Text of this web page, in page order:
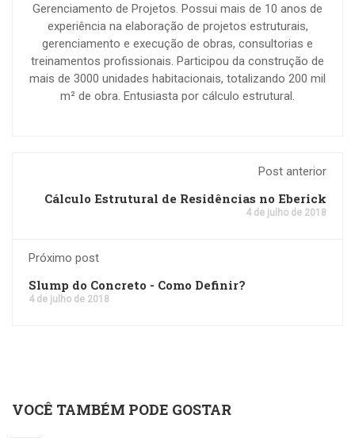
Gerenciamento de Projetos. Possui mais de 10 anos de
experiência na elaboração de projetos estruturais,
gerenciamento e execução de obras, consultorias e
treinamentos profissionais. Participou da construção de
mais de 3000 unidades habitacionais, totalizando 200 mil
m² de obra. Entusiasta por cálculo estrutural.
Post anterior
Cálculo Estrutural de Residências no Eberick
4 de julho de 2018
Próximo post
Slump do Concreto - Como Definir?
4 de julho de 2018
VOCÊ TAMBÉM PODE GOSTAR